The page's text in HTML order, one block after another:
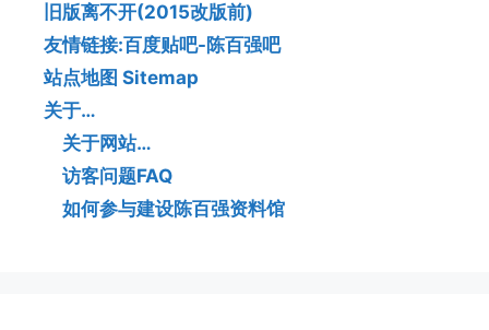
旧版离不开(2015改版前)
友情链接:百度贴吧-陈百强吧
站点地图 Sitemap
关于…
关于网站…
访客问题FAQ
如何参与建设陈百强资料馆